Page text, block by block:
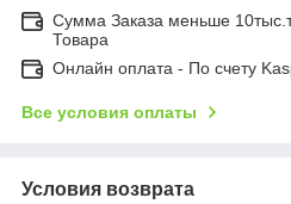
Сумма Заказа меньше
Товара
Онлайн оплата - По счету
Все условия оплаты
Условия возврата